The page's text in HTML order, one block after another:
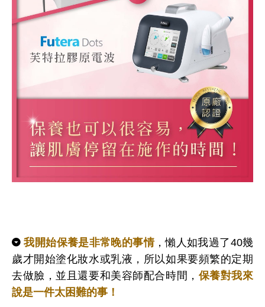
我開始保養是非常晚的事情，懶人如我過了40幾
歲才開始塗化妝水或乳液，所以如果要頻繁的定期
去做臉，並且還要和美容師配合時間， 保養對我來
說是一件太困難的事！